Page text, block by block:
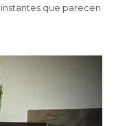
que parecen